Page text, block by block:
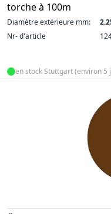
torche à 100m
Diamètre extérieure mm:
Nr- d'article
en stock Stuttgart (environ 5